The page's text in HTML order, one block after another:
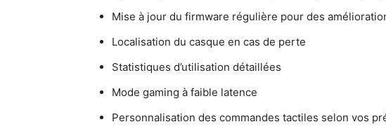
Mise à jour du firmware régulière pour des
Localisation du casque en cas de perte
Statistiques d’utilisation détaillées
Mode gaming à faible latence
Personnalisation des commandes tactiles selon vos